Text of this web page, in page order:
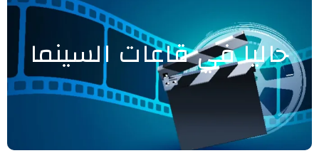
حاليا في قاعات السينما